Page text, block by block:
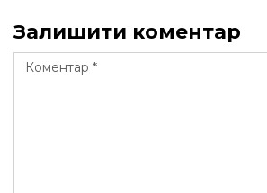
Залишити коментар